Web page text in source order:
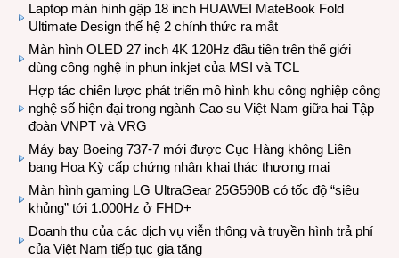
Laptop màn hình gập 18 inch HUAWEI MateBook Fold
Ultimate Design thế hệ 2 chính thức ra mắt
Màn hình OLED 27 inch 4K 120Hz đầu tiên trên thế giới
dùng công nghệ in phun inkjet của MSI và TCL
Hợp tác chiến lược phát triển mô hình khu công nghiệp công
nghệ số hiện đại trong ngành Cao su Việt Nam giữa hai Tập
đoàn VNPT và VRG
Máy bay Boeing 737-7 mới được Cục Hàng không Liên
bang Hoa Kỳ cấp chứng nhận khai thác thương mại
Màn hình gaming LG UltraGear 25G590B có tốc độ “siêu
khủng” tới 1.000Hz ở FHD+
Doanh thu của các dịch vụ viễn thông và truyền hình trả phí
của Việt Nam tiếp tục gia tăng